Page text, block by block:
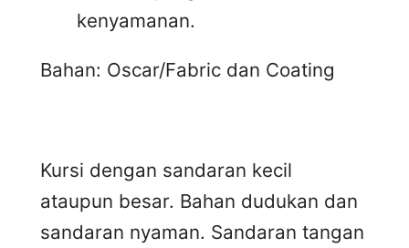
kenyamanan.
Bahan: Oscar/Fabric dan Coating
Kursi dengan sandaran kecil
ataupun besar. Bahan dudukan dan
sandaran nyaman. Sandaran tangan